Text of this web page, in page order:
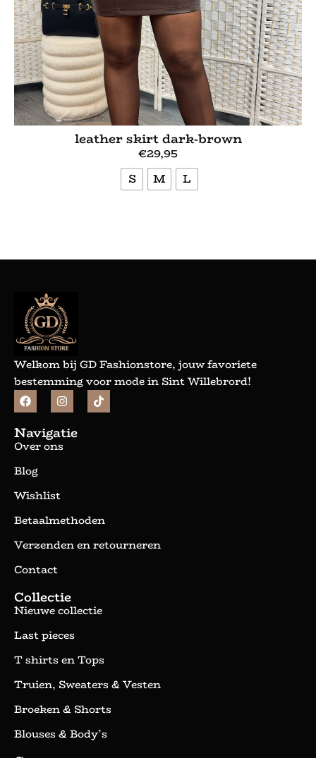
leather skirt dark-brown
€29,95
S
M L
Welkom bij GD Fashionstore, jouw favoriete
bestemming voor mode in Sint Willebrord!
Navigatie
Over ons
Blog
Wishlist
Betaalmethoden
Verzenden en retourneren
Contact
Collectie
Nieuwe collectie
Last pieces
T shirts en Tops
Truien, Sweaters & Vesten
Broeken & Shorts
Blouses & Body’s